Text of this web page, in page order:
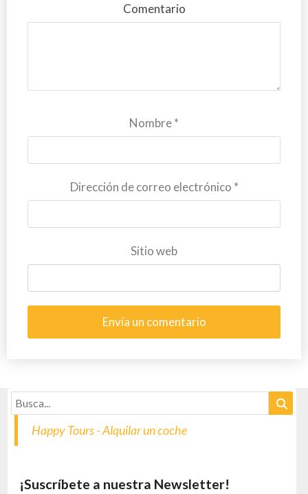
Comentario
Nombre*
Dirección de correo electrónico *
Sitio web
Happy Tours - Alquilar un coche
¡Suscríbete a nuestra Newsletter!